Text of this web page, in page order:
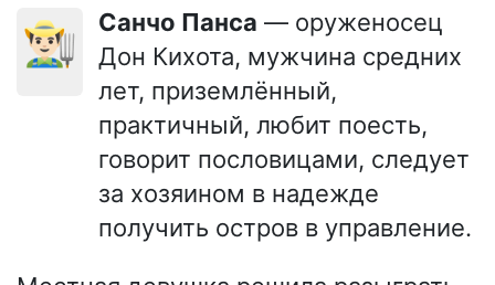
👨🏻‍🌾 Санчо Панса — оруженосец
Дон Кихота, мужчина средних
лет, приземлённый,
практичный, любит поесть,
говорит пословицами, следует
за хозяином в надежде
получить остров в управление.